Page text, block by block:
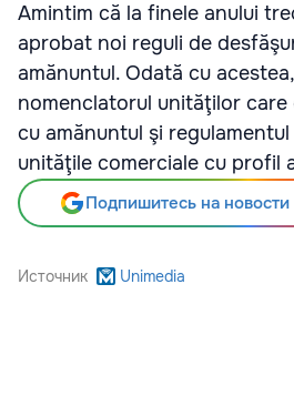
Amintim că la finele anului
aprobat noi reguli de
amănuntul. Odată cu
nomenclatorul unităţilor
cu amănuntul şi
unităţile comerciale cu profil
Подпишитесь на
Источник Unimedia